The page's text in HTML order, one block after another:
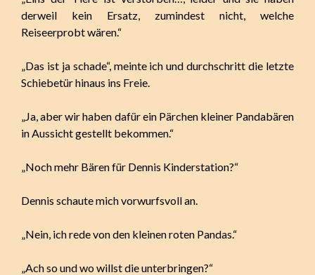
derweil kein Ersatz, zumindest nicht, welche
Reiseerprobt wären.“
„Das ist ja schade“, meinte ich und durchschritt die letzte
Schiebetür hinaus ins Freie.
„Ja, aber wir haben dafür ein Pärchen kleiner Pandabären
in Aussicht gestellt bekommen.“
„Noch mehr Bären für Dennis Kinderstation?“
Dennis schaute mich vorwurfsvoll an.
„Nein, ich rede von den kleinen roten Pandas.“
„Ach so und wo willst die unterbringen?“